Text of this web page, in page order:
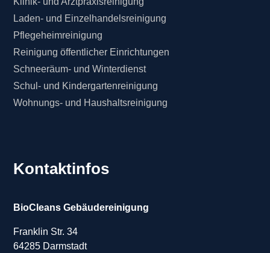
Laden- und Einzelhandelsreinigung
Pflegeheimreinigung
Reinigung öffentlicher Einrichtungen
Schneeräum- und Winterdienst
Schul- und Kindergartenreinigung
Wohnungs- und Haushaltsreinigung
Kontaktinfos
BioCleans Gebäudereinigung
Franklin Str. 34
64285 Darmstadt